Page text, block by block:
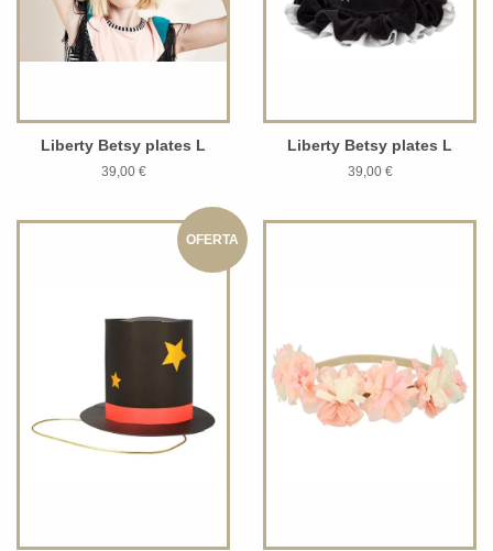
Liberty Betsy plates L
39,00 €
Liberty Betsy plates L
39,00 €
OFERTA